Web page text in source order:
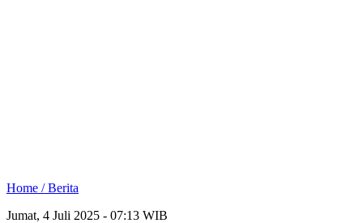
Home /Berita
Jumat, 4 Juli 2025 - 07:13 WIB